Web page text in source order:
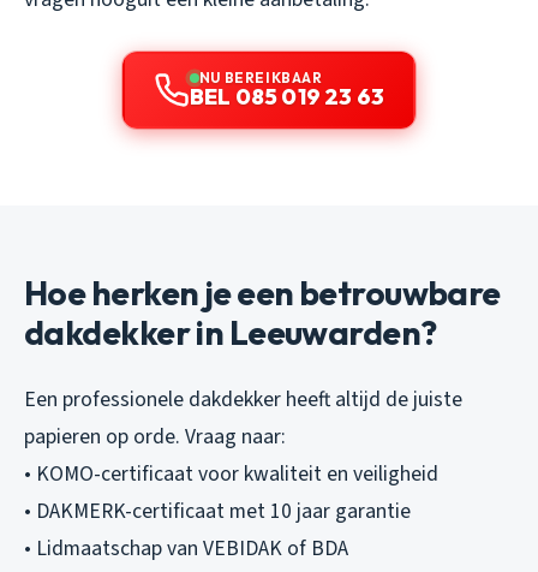
NU BEREIKBAAR
BEL 085 019 23 63
Hoe herken je een betrouwbare
dakdekker in Leeuwarden?
Een professionele dakdekker heeft altijd de juiste
papieren op orde. Vraag naar:
• KOMO-certificaat voor kwaliteit en veiligheid
• DAKMERK-certificaat met 10 jaar garantie
• Lidmaatschap van VEBIDAK of BDA